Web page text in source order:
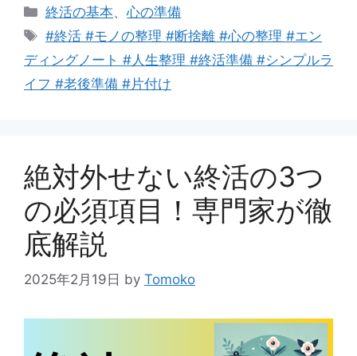
カ
テ
リ
ー
終活の基本、心の準備
タ
グ
#終活 #モノの整理 #断捨離 #心の整理 #エン
ディングノート #人生整理 #終活準備 #シンプルラ
イフ #老後準備 #片付け
絶対外せない終活の3つ
の必須項目！専門家が徹
底解説
2025年2月19日 by Tomoko